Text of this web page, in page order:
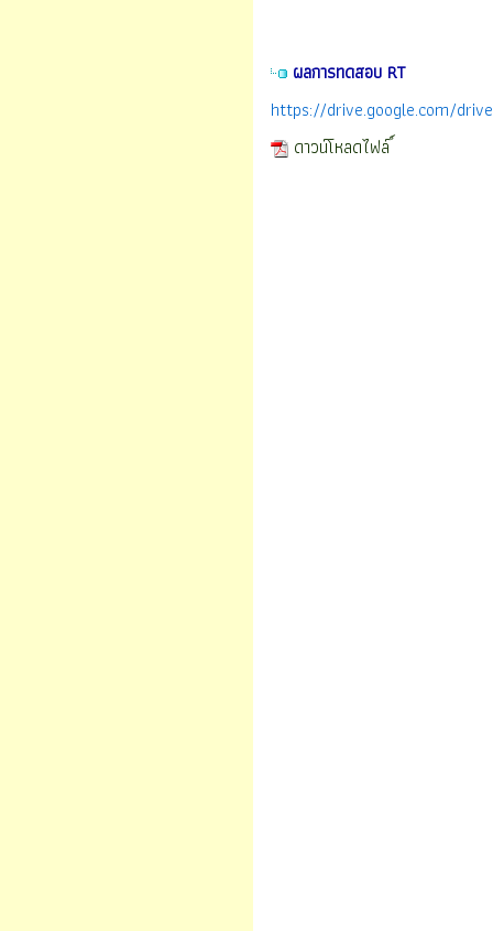
ผลการทดสอบ RT
https://drive.google.com/
ดาวน์โหลดไฟล์